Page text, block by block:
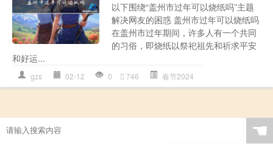
以下围绕“盖州市过年可以烧纸吗”主题
解决网友的困惑 盖州市过年可以烧纸吗
在盖州市过年期间，许多人有一个共同
的习俗，即烧纸以祭祀祖先和祈求平安
和好运...
gzs 02-12 0 746 春节2024
☚